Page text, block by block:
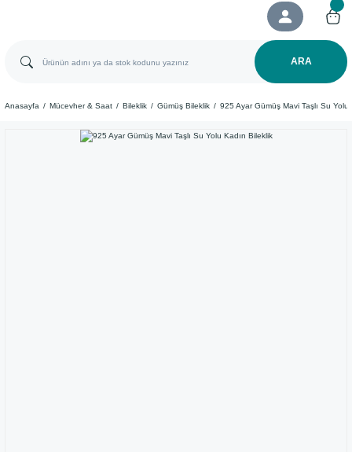
ARA
Anasayfa Mücevher & Saat Bileklik Gümüş Bileklik 925 Ayar Gümüş Mavi Taşlı Su Yolu